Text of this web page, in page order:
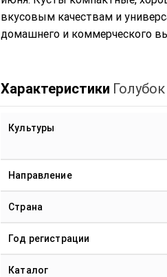
вкусовым качествам и
домашнего и коммерческого
Характеристики Голубок
Культуры
Направление
Страна
Год регистрации
Каталог